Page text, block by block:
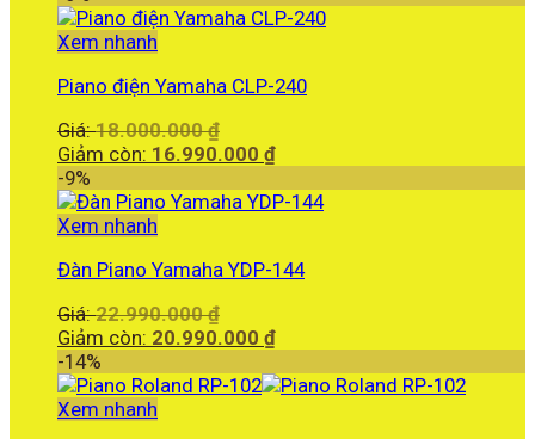
11.000.000 ₫.
tại
Xem nhanh
Piano điện Yamaha CLP-240
Giá:18.000.000₫
gốc
18.000.000 ₫.
Giảm còn: 16.990.000 ₫Giá
tại
-9%
Xem nhanh
Đàn Piano Yamaha YDP-144
Giá:22.990.000₫
gốc
22.990.000 ₫.
Giảm còn: 20.990.000 ₫Giá
tại
-14%
Xem nhanh